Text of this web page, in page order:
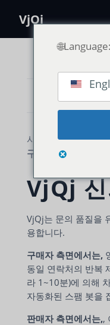
VjQj
사용 가이드
구매자 문의
VjQj
VjQj는 문의 품질을
용합니다.
구매자 측면에서는,
동일 연락처의 반복
라 1~10분)에 의해
자동화된 스팸 봇을
판매자 측면에서는,,
🌐Language: